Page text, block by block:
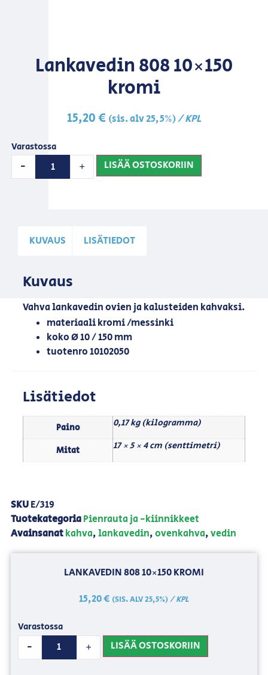
Lankavedin 808 10×150
kromi
15,20€ (sis. alv 25,5%)/ KPL
Varastossa
- + LISÄÄ OSTOSKORIIN
KUVAUS LISÄTIEDOT
Kuvaus
Vahva lankavedin ovien ja kalusteiden kahvaksi.
materiaali kromi /messinki
koko Ø 10 / 150 mm
tuotenro 10102050
Lisätiedot
Paino 0,17 kg (kilogramma)
Mitat 17 × 5 × 4 cm (senttimetri)
SKUE/319
TuotekategoriaPienrauta ja -kiinnikkeet
Avainsanatkahva,lankavedin,ovenkahva,vedin
LANKAVEDIN 808 10×150 KROMI
15,20€ (SIS. ALV 25,5%)/ KPL
Varastossa
- + LISÄÄ OSTOSKORIIN